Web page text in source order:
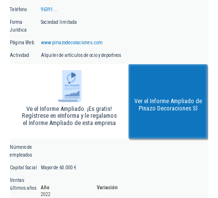
Teléfono 96391...
Forma
Jurídica
Sociedad limitada
Página Web www.pinazodecoraciones.com
Actividad Alquiler de artículos de ocio y deportivos
Ve el Informe Ampliado. ¡Es gratis!
Regístrese en eInforma y le regalamos
el Informe Ampliado de esta empresa
Ver el Informe Ampliado de
Pinazo Decoraciones Sl
Número de
empleados
Capital Social Mayor de 60.000 €
Ventas
últimos años
Año
Variación
2022